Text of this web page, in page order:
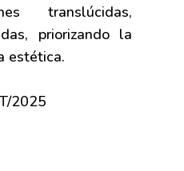
translúcidas,
priorizando la
estética.
2025